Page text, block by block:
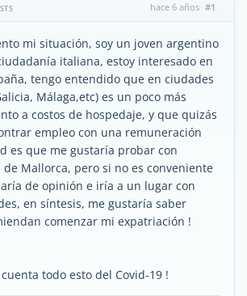
hace 6 años #1
mi situación, soy un joven argentino
italiana, estoy interesado en
tengo entendido que en ciudades
Málaga,etc) es un poco más
a costos de hospedaje, y que quizás
empleo con una remuneración
es que me gustaría probar con
de Mallorca, pero si no es conveniente
de opinión e iría a un lugar con
en síntesis, me gustaría saber
comenzar mi expatriación !
todo esto del Covid-19 !